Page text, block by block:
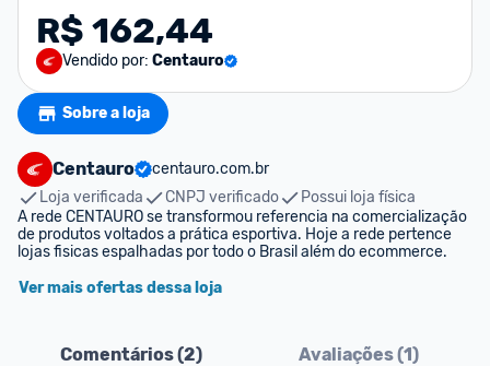
R$ 162,44
Vendido por: Centauro
Sobre a loja
Centauro
centauro.com.br
Loja verificada
CNPJ verificado
Possui loja física
A rede CENTAURO se transformou referencia na comercialização
de produtos voltados a prática esportiva. Hoje a rede pertence
lojas fisicas espalhadas por todo o Brasil além do ecommerce.
Ver mais ofertas dessa loja
Comentários (2) Avaliações (1)